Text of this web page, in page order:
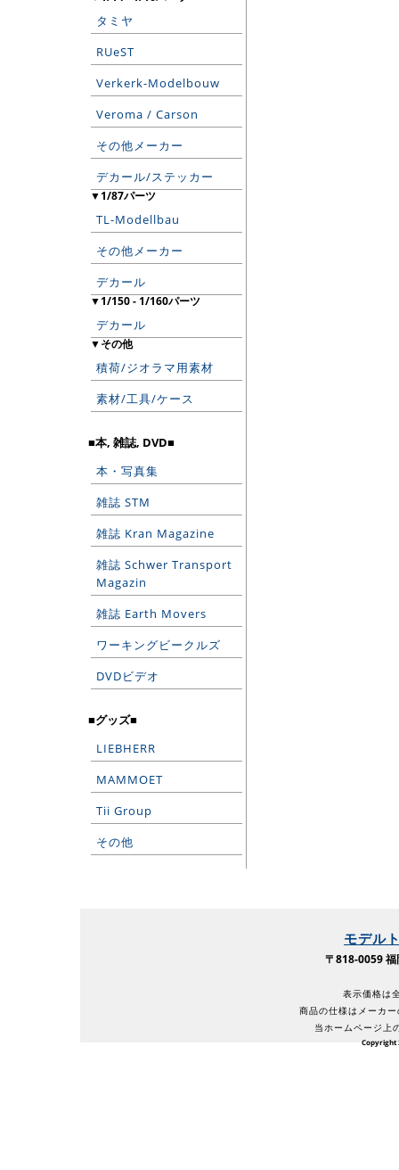
タミヤ
RUeST
Verkerk-Modelbouw
Veroma / Carson
その他メーカー
デカール/ステッカー
▼1/87パーツ
TL-Modellbau
その他メーカー
デカール
▼1/150 - 1/160パーツ
デカール
▼その他
積荷/ジオラマ用素材
素材/工具/ケース
■本, 雑誌, DVD■
本・写真集
雑誌 STM
雑誌 Kran Magazine
雑誌 Schwer Transport
Magazin
雑誌 Earth Movers
ワーキングビークルズ
DVDビデオ
■グッズ■
LIEBHERR
MAMMOET
Tii Group
その他
モデル
〒818-0059
表示価格は
商品の仕様はメーカ
当ホームページ上
Copyright